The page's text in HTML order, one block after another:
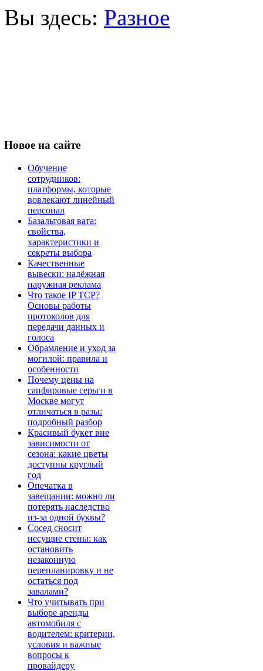
Вы здесь: Разное
Новое на сайте
Обучение
сотрудников:
платформы, которые
вовлекают линейный
персонал
Базальтовая вата:
свойства,
характеристики и
секреты выбора
Качественные
вывески: надёжная
наружная реклама
Что такое IP TCP?
Основы работы
протоколов для
передачи данных и
голоса
Обрамление и уход за
могилой: правила и
особенности
Почему цены на
сапфировые серьги в
Москве могут
отличаться в разы:
подробный разбор
Красивый букет вне
зависимости от
сезона: какие цветы
доступны круглый
год
Опечатка в
завещании: можно ли
потерять наследство
из-за одной буквы?
Сосед сносит
несущие стены: как
остановить
незаконную
перепланировку и не
остаться под
завалами?
Что учитывать при
выборе аренды
автомобиля с
водителем: критерии,
условия и важные
вопросы к
провайдеру